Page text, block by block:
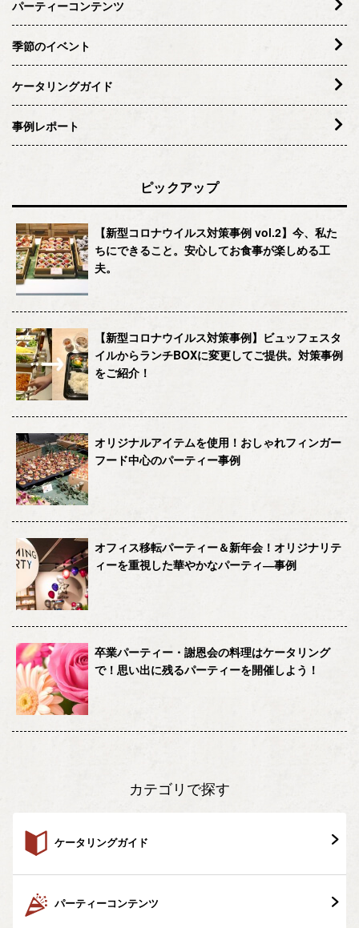
パーティーコンテンツ
季節のイベント
ケータリングガイド
事例レポート
ピックアップ
【新型コロナウイルス対策事例 vol.2】今、私た
ちにできること。安心してお食事が楽しめる工
夫。
【新型コロナウイルス対策事例】ビュッフェスタ
イルからランチBOXに変更してご提供。対策事例
をご紹介！
オリジナルアイテムを使用！おしゃれフィンガー
フード中心のパーティー事例
オフィス移転パーティー＆新年会！オリジナリテ
ィーを重視した華やかなパーティ―事例
卒業パーティー・謝恩会の料理はケータリング
で！思い出に残るパーティーを開催しよう！
カテゴリで探す
ケータリングガイド
パーティーコンテンツ